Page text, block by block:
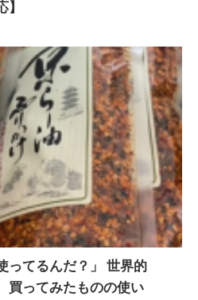
ってるんだ？」 世界的
買ってみたものの使い